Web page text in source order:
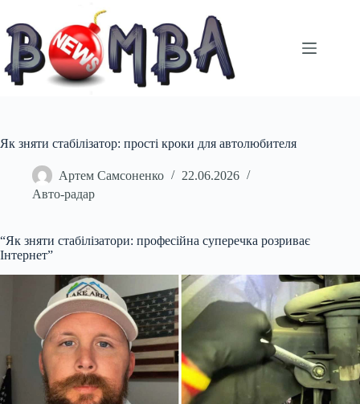
вмісту
Як зняти стабілізатор: прості кроки для автолюбителя
Артем Самсоненко
22.06.2026
Авто-радар
“Як зняти стабілізатори: професійна суперечка розриває
Інтернет”